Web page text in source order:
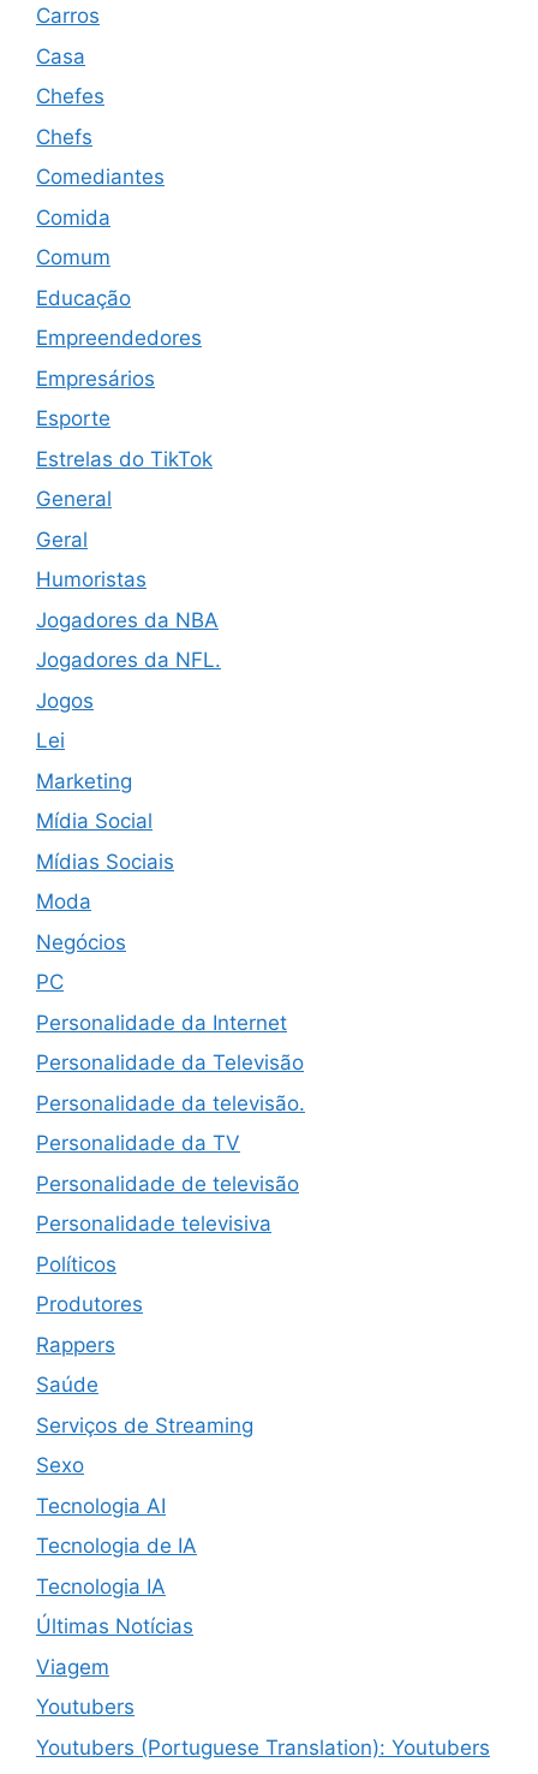
Carros
Casa
Chefes
Chefs
Comediantes
Comida
Comum
Educação
Empreendedores
Empresários
Esporte
Estrelas do TikTok
General
Geral
Humoristas
Jogadores da NBA
Jogadores da NFL.
Jogos
Lei
Marketing
Mídia Social
Mídias Sociais
Moda
Negócios
PC
Personalidade da Internet
Personalidade da Televisão
Personalidade da televisão.
Personalidade da TV
Personalidade de televisão
Personalidade televisiva
Políticos
Produtores
Rappers
Saúde
Serviços de Streaming
Sexo
Tecnologia AI
Tecnologia de IA
Tecnologia IA
Últimas Notícias
Viagem
Youtubers
Youtubers (Portuguese Translation): Youtubers